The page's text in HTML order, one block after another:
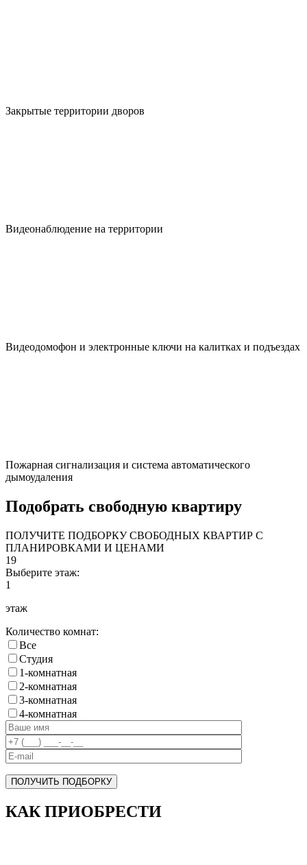
Закрытые территории дворов
Видеонаблюдение на территории
Видеодомофон и электронные ключи на калитках и подъездах
Пожарная сигнализация и система автоматического
дымоудаления
Подобрать свободную квартиру
ПОЛУЧИТЕ ПОДБОРКУ СВОБОДНЫХ КВАРТИР С
ПЛАНИРОВКАМИ И ЦЕНАМИ
19
Выберите этаж:
1
этаж
Количество комнат:
Все
Cтудия
1-комнатная
2-комнатная
3-комнатная
4-комнатная
ПОЛУЧИТЬ ПОДБОРКУ
КАК ПРИОБРЕСТИ